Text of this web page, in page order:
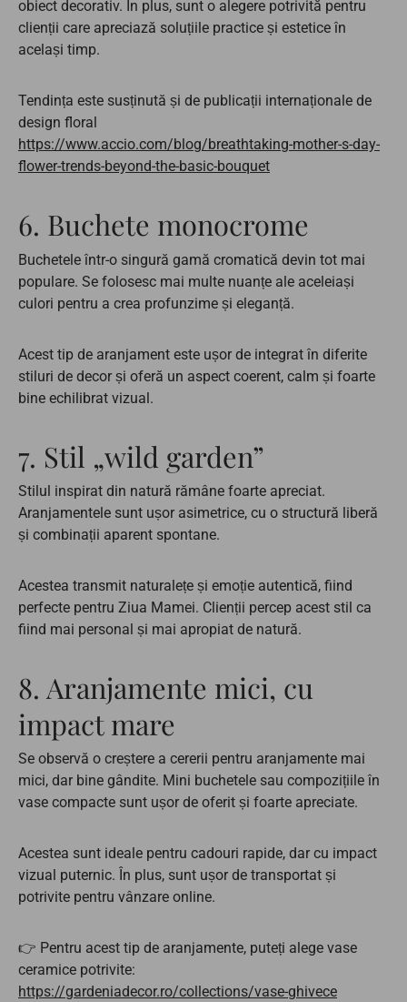
obiect decorativ. În plus, sunt o alegere potrivită pentru
clienții care apreciază soluțiile practice și estetice în
același timp.
Tendința este susținută și de publicații internaționale de
design floral
https://www.accio.com/blog/breathtaking-mother-s-day-
flower-trends-beyond-the-basic-bouquet
6. Buchete monocrome
Buchetele într-o singură gamă cromatică devin tot mai
populare. Se folosesc mai multe nuanțe ale aceleiași
culori pentru a crea profunzime și eleganță.
Acest tip de aranjament este ușor de integrat în diferite
stiluri de decor și oferă un aspect coerent, calm și foarte
bine echilibrat vizual.
7. Stil „wild garden”
Stilul inspirat din natură rămâne foarte apreciat.
Aranjamentele sunt ușor asimetrice, cu o structură liberă
și combinații aparent spontane.
Acestea transmit naturalețe și emoție autentică, fiind
perfecte pentru Ziua Mamei. Clienții percep acest stil ca
fiind mai personal și mai apropiat de natură.
8. Aranjamente mici, cu
impact mare
Se observă o creștere a cererii pentru aranjamente mai
mici, dar bine gândite. Mini buchetele sau compozițiile în
vase compacte sunt ușor de oferit și foarte apreciate.
Acestea sunt ideale pentru cadouri rapide, dar cu impact
vizual puternic. În plus, sunt ușor de transportat și
potrivite pentru vânzare online.
👉 Pentru acest tip de aranjamente, puteți alege vase
ceramice potrivite:
https://gardeniadecor.ro/collections/vase-ghivece